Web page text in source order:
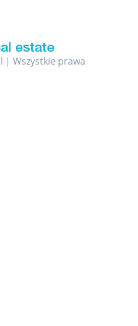
| Wszystkie prawa